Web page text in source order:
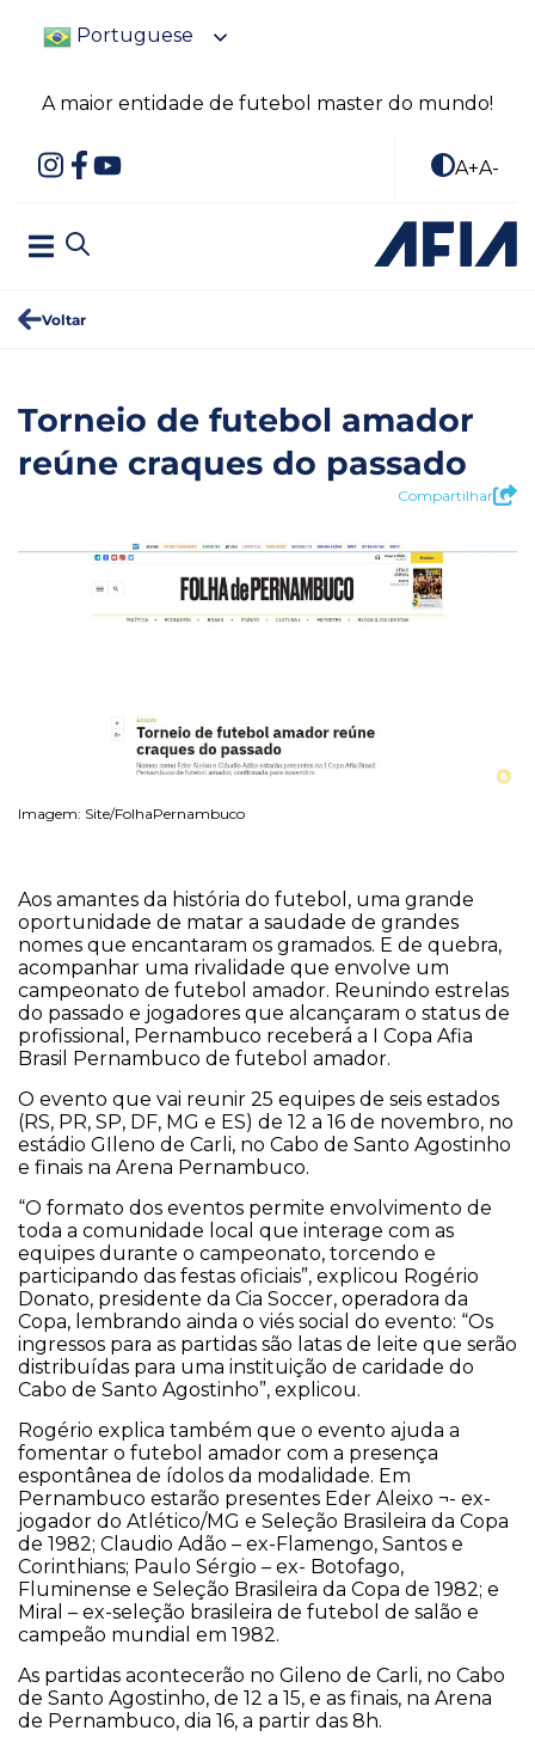
Portuguese
A maior entidade de futebol master do mundo!
A+A-
Voltar
Torneio de futebol amador
reúne craques do passado
Compartilhar
Imagem: Site/FolhaPernambuco
Aos amantes da história do futebol, uma grande
oportunidade de matar a saudade de grandes
nomes que encantaram os gramados. E de quebra,
acompanhar uma rivalidade que envolve um
campeonato de futebol amador. Reunindo estrelas
do passado e jogadores que alcançaram o status de
profissional, Pernambuco receberá a I Copa Afia
Brasil Pernambuco de futebol amador.
O evento que vai reunir 25 equipes de seis estados
(RS, PR, SP, DF, MG e ES) de 12 a 16 de novembro, no
estádio GIleno de Carli, no Cabo de Santo Agostinho
e finais na Arena Pernambuco.
“O formato dos eventos permite envolvimento de
toda a comunidade local que interage com as
equipes durante o campeonato, torcendo e
participando das festas oficiais”, explicou Rogério
Donato, presidente da Cia Soccer, operadora da
Copa, lembrando ainda o viés social do evento: “Os
ingressos para as partidas são latas de leite que serão
distribuídas para uma instituição de caridade do
Cabo de Santo Agostinho”, explicou.
Rogério explica também que o evento ajuda a
fomentar o futebol amador com a presença
espontânea de ídolos da modalidade. Em
Pernambuco estarão presentes Eder Aleixo ¬- ex-
jogador do Atlético/MG e Seleção Brasileira da Copa
de 1982; Claudio Adão – ex-Flamengo, Santos e
Corinthians; Paulo Sérgio – ex- Botofago,
Fluminense e Seleção Brasileira da Copa de 1982; e
Miral – ex-seleção brasileira de futebol de salão e
campeão mundial em 1982.
As partidas acontecerão no Gileno de Carli, no Cabo
de Santo Agostinho, de 12 a 15, e as finais, na Arena
de Pernambuco, dia 16, a partir das 8h.